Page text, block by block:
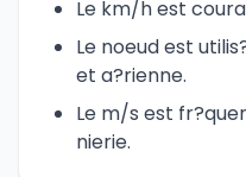
Le km/h est
Le noeud est
et a?rienne.
Le m/s est
nierie.